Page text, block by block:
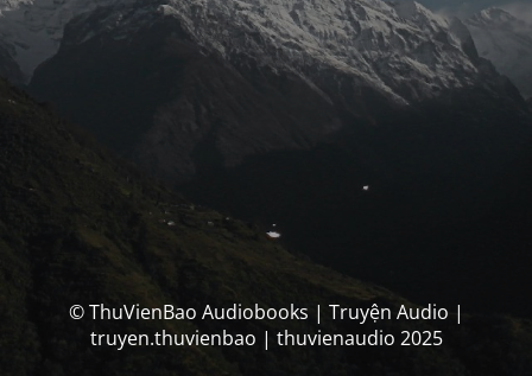
© ThuVienBao Audiobooks | Truyện Audio |
truyen.thuvienbao | thuvienaudio 2025